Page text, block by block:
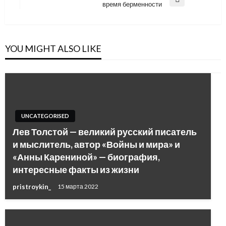
время берменности
YOU MIGHT ALSO LIKE
UNCATEGORISED
Лев Толстой — великий русский писатель
и мыслитель, автор «Войны и мира» и
«Анны Карениной» — биография,
интересные факты из жизни
pristroykin_ 15 марта 2022